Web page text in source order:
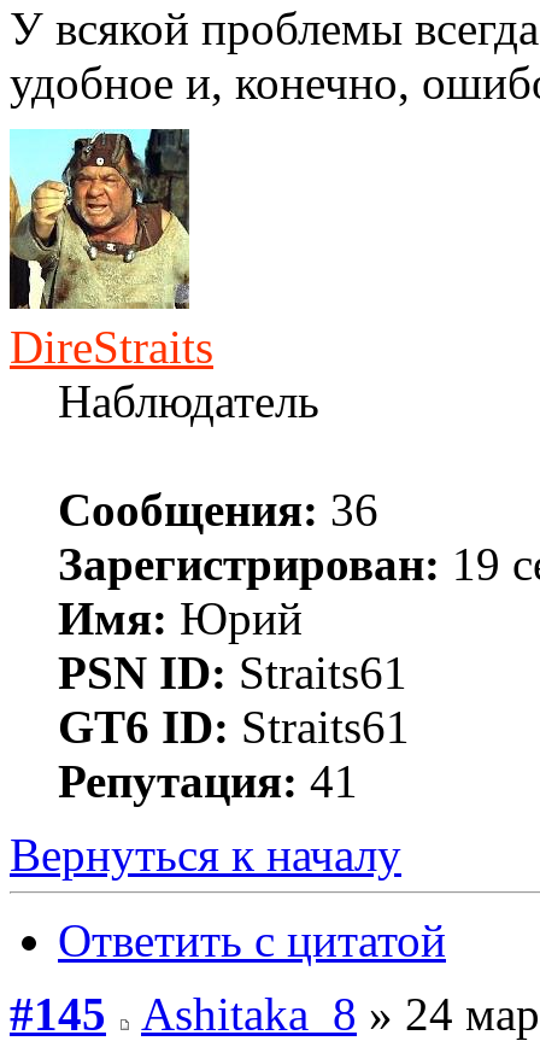
У всякой проблемы
удобное и, конечно,
DireStraits
Наблюдатель
Сообщения: 36
Зарегистрирован: 19
Имя: Юрий
PSN ID: Straits61
GT6 ID: Straits61
Репутация: 41
Вернуться к началу
Ответить с цитатой
#145
Ashitaka_8 » 24